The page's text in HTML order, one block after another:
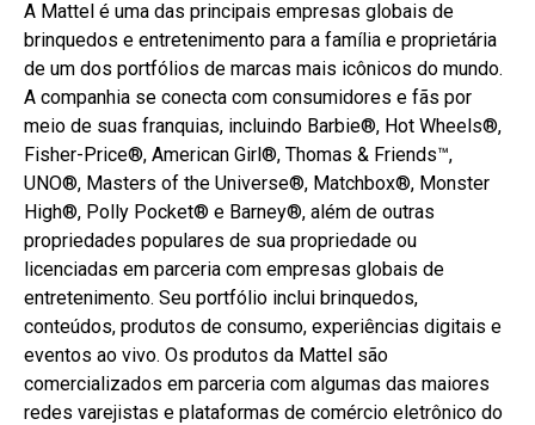
A Mattel é uma das principais empresas globais de
brinquedos e entretenimento para a família e proprietária
de um dos portfólios de marcas mais icônicos do mundo.
A companhia se conecta com consumidores e fãs por
meio de suas franquias, incluindo Barbie®, Hot Wheels®,
Fisher-Price®, American Girl®, Thomas & Friends™,
UNO®, Masters of the Universe®, Matchbox®, Monster
High®, Polly Pocket® e Barney®, além de outras
propriedades populares de sua propriedade ou
licenciadas em parceria com empresas globais de
entretenimento. Seu portfólio inclui brinquedos,
conteúdos, produtos de consumo, experiências digitais e
eventos ao vivo. Os produtos da Mattel são
comercializados em parceria com algumas das maiores
redes varejistas e plataformas de comércio eletrônico do